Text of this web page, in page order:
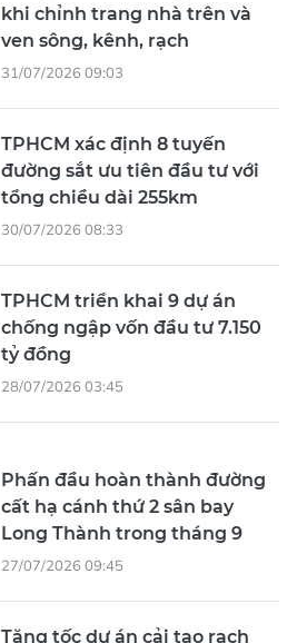
khi chỉnh trang nhà trên và
ven sông, kênh, rạch
31/07/2026 09:03
TPHCM xác định 8 tuyến
đường sắt ưu tiên đầu tư với
tổng chiều dài 255km
30/07/2026 08:33
TPHCM triển khai 9 dự án
chống ngập vốn đầu tư 7.150
tỷ đồng
28/07/2026 03:45
Phấn đầu hoàn thành đường
cất hạ cánh thứ 2 sân bay
Long Thành trong tháng 9
27/07/2026 09:45
Tăng tốc dự án cải tạo rạch